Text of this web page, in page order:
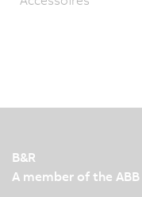
B&R
A member of the